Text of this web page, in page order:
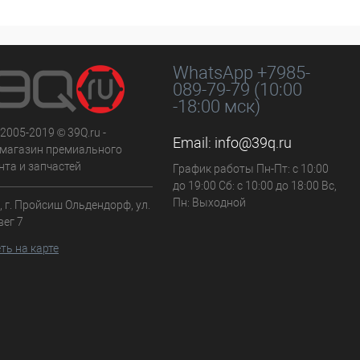
2019 © 39Q.ru -
премиального
и запчастей
г. Пройсиш Ольдендорф, ул.
7
на карте
WhatsApp +7985-
089-79-79 (10:00
-18:00 мск)
Email: info@39q.ru
График работы Пн-Пт: с 10:00
до 19:00 Сб: с 10:00 до 18:00 Вс,
Пн: Выходной